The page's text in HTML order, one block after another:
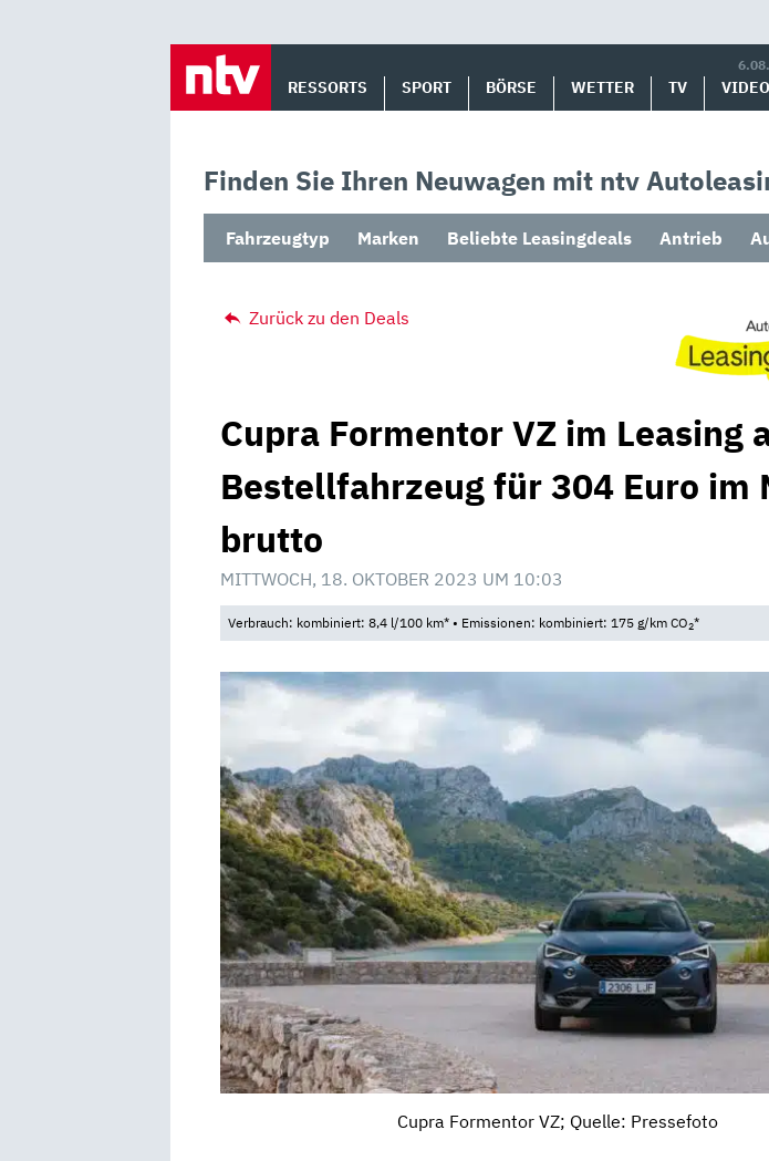
RESSORTS SPORT BÖRSE WETTER TV VIDEO
Finden Sie Ihren Neuwagen mit ntv
Fahrzeugtyp Marken Beliebte Leasingdeals Antrieb
Zurück zu den Deals
Cupra Formentor VZ im Leasing
Bestellfahrzeug für 304 Euro im
brutto
MITTWOCH, 18. OKTOBER 2023 UM 10:03
Verbrauch: kombiniert: 8,4 l/100 km* • Emissionen: kombiniert: 175 g/km CO2*
Cupra Formentor VZ; Quelle: Pressefoto